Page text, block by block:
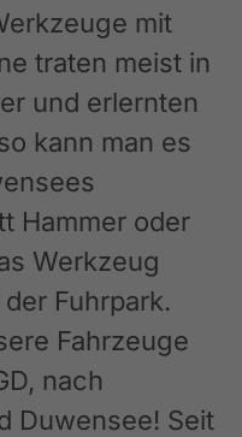
mit
traten meist in
und erlernten
kann man es
Hammer oder
Werkzeug
Fuhrpark.
Fahrzeuge
nach
Duwensee! Seit